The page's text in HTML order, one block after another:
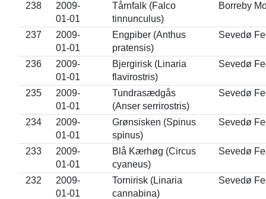
238
2009-
01-01
Tårnfalk (Falco
tinnunculus)
Borreby
237
2009-
01-01
Engpiber (Anthus
pratensis)
Sevedø
236
2009-
01-01
Bjergirisk (Linaria
flavirostris)
Sevedø
235
2009-
01-01
Tundrasædgås
(Anser serrirostris)
Sevedø
234
2009-
01-01
Grønsisken (Spinus
spinus)
Sevedø
233
2009-
01-01
Blå Kærhøg (Circus
cyaneus)
Sevedø
232
2009-
01-01
Tornirisk (Linaria
cannabina)
Sevedø